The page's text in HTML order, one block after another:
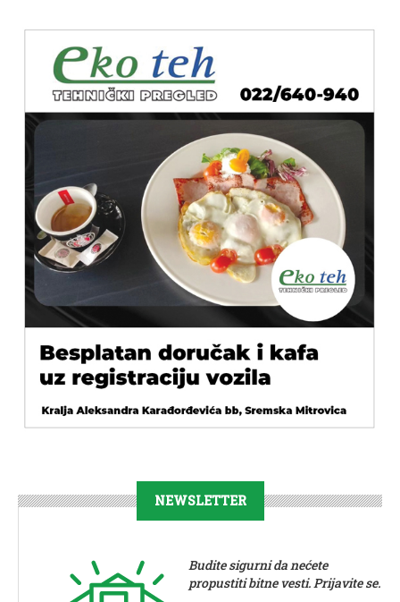
NEWSLETTER
Budite sigurni da nećete
propustiti bitne vesti. Prijavite se.